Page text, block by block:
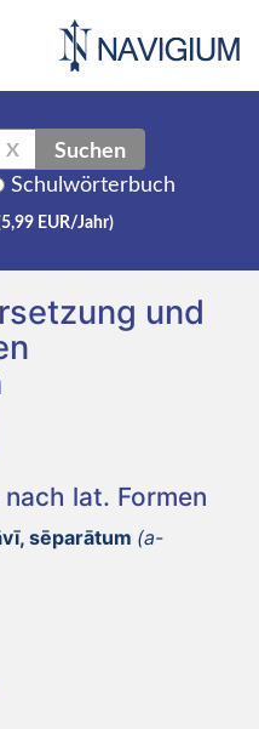
X Suchen
Schulwörterbuch
EUR/Jahr)
und
lat. Formen
sēparātum (a-